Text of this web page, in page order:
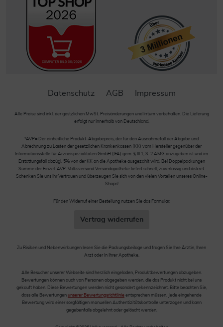
Datenschutz AGB Impressum
Alle Preise sind inkl. der gestzlichen MwSt. Preisänderungen und Irrtum vorbehalten. Die Lieferung
erfolgt nur innerhalb von Deutschland.
*AVP= Der einheitliche Produkt-Abgabepreis, der für den Ausnahmefall der Abgabe und
Abrechnung zu Lasten der gesetzlichen Krankenkassen (KK) vom Hersteller gegenüber der
Informationsstelle für Arzneispezialitäten GmbH (IFA) gem. § III 1, S. 2 AMG anzugeben ist und im
Erstattungsfall abzügl. 5% von der KK an die Apotheke ausgezahlt wird. Bei Doppelpackungen
Summe der Einzel-AVP. Volksversand Versandapotheke liefert schnell, zuverlässig und diskret.
Schenken Sie uns Ihr Vertrauen und überzeugen Sie sich von den vielen Vorteilen unseres Online-
Shops!
Für den Widerruf einer Bestellung nutzen Sie das Formular:
Vertrag widerrufen
Zu Risiken und Nebenwirkungen lesen Sie die Packungsbeilage und fragen Sie Ihre Ärztin, Ihren
Arzt oder in Ihrer Apotheke.
Alle Besucher unserer Webseite sind herzlich eingeladen, Produktbewertungen abzugeben.
Bewertungen können auch von Personen abgegeben werden, die das Produkt nicht bei uns
gekauft haben. Diese Bewertungen werden nicht gesondert gekennzeichnet. Bitte beachten Sie,
dass alle Bewertungen unserer Bewertungsrichtlinie entsprechen müssen. Jede eingehende
Bewertung wird einer sorgfältigen manuellen Authentizitätskontrolle unterzogen und kann
gegebenfalls abgelehnt oder gelöscht werden.